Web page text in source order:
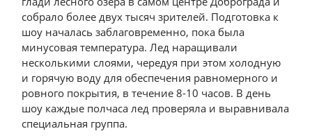
собрало более двух тысяч зрителей. Подготовка к
шоу началась заблаговременно, пока была
минусовая температура. Лед наращивали
несколькими слоями, чередуя при этом холодную
и горячую воду для обеспечения равномерного и
ровного покрытия, в течение 8-10 часов. В день
шоу каждые полчаса лед проверяла и выравнивала
специальная группа.